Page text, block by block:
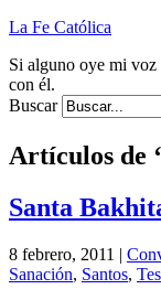
La Fe Católica
Si alguno oye mi voz
con él.
Buscar
Artículos de
Santa
8 febrero, 2011 |
Sanación, Santos,